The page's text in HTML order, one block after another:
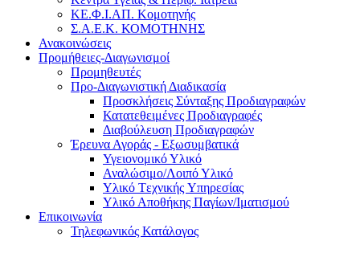
ΚΕ.Φ.Ι.ΑΠ. Κομοτηνής
Σ.Α.Ε.Κ. ΚΟΜΟΤΗΝΗΣ
Ανακοινώσεις
Προμήθειες-Διαγωνισμοί
Προμηθευτές
Προ-Διαγωνιστική Διαδικασία
Προσκλήσεις Σύνταξης Προδιαγραφών
Κατατεθειμένες Προδιαγραφές
Διαβούλευση Προδιαγραφών
Έρευνα Αγοράς - Εξωσυμβατικά
Υγειονομικό Υλικό
Αναλώσιμο/Λοιπό Υλικό
Υλικό Tεχνικής Yπηρεσίας
Υλικό Αποθήκης Παγίων/Ιματισμού
Επικοινωνία
Τηλεφωνικός Κατάλογος